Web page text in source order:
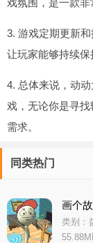
戏氛围，是一款非
3. 游戏定期更新
让玩家能够持续保
4. 总体来说，动
戏，无论你是寻
需求。
同类热门
画个
类别：